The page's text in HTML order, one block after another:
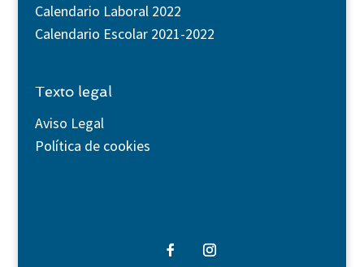
Calendario Laboral 2022
Calendario Escolar 2021-2022
Texto legal
Aviso Legal
Política de cookies